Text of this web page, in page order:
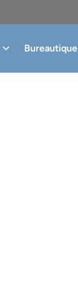
Bureautique